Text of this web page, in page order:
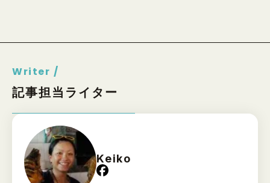
Writer /
記事担当ライター
Keiko